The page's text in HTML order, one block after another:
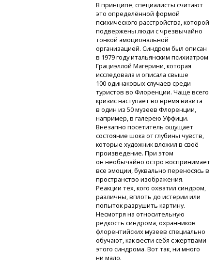
В принципе, специалисты считают
это определённой формой
психического расстройства, которой
подвержены люди с чрезвычайно
тонкой эмоциональной
организацией. Синдром был описан
в 1979 году итальянским психиатром
Грациэллой Магерини, которая
исследовала и описала свыше
100 одинаковых случаев среди
туристов во Флоренции. Чаще всего
кризис наступает во время визита
в один из 50 музеев Флоренции,
например, в галерею Уффици.
Внезапно посетитель ощущает
состояние шока от глубины чувств,
которые художник вложил в своё
произведение. При этом
он необычайно остро воспринимает
все эмоции, буквально переносясь в
пространство изображения.
Реакции тех, кого охватил синдром,
различны, вплоть до истерии или
попыток разрушить картину.
Несмотря на относительную
редкость синдрома, охранников
флорентийских музеев специально
обучают, как вести себя с жертвами
этого синдрома. Вот так, ни много
ни мало.